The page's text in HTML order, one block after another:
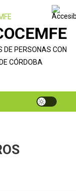
DE PERSONAS CON
CÓRDOBA